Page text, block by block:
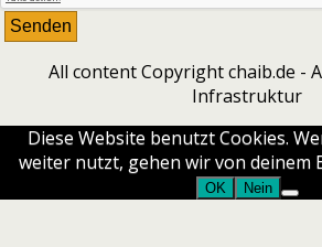
All content Copyright chaib.de -
Infrastruktur
Diese Website benutzt Cookies.
weiter nutzt, gehen wir von deinem
OK Nein